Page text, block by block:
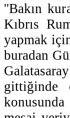
''Bakın
Kıbrıs
yapmak
buradan
gittiğinde